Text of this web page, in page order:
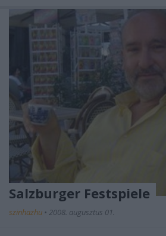
Salzburger Festspiele
szinhazhu • 2008. augusztus 01.